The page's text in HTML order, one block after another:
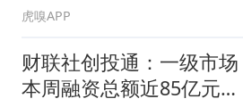
虎嗅APP
财联社创投通：一级市场
本周融资总额近85亿元环